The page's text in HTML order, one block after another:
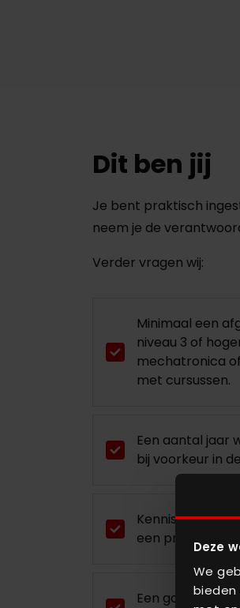
Deze
We
bieden
Dit ben jij
Je bent praktisch
neem je de
Verder vragen wij:
Minimaal een
niveau 3 of
mechatronica
met cursussen.
Een aantal jaar
bij voorkeur in
Kennis van
een pré.
Een goede